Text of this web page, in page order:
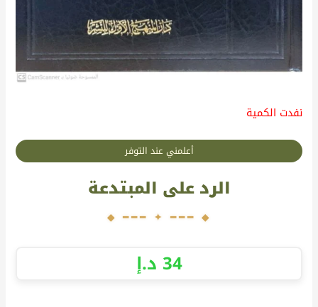
الرد على المبتدعة
نفدت الكمية
أعلمني عند التوفر
34 د.إ